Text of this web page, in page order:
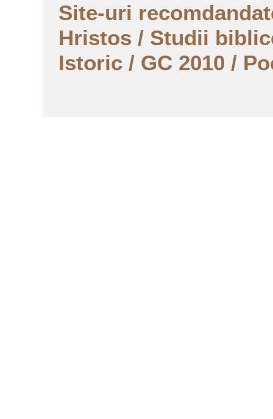
Site-uri
Hristos / Studii
Istoric/ GC 2010 /